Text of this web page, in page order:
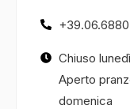
Chiuso lunedì
Aperto
domenica